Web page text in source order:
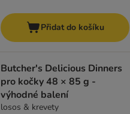
Přidat do košíku
Butcher's Delicious Dinners
pro kočky 48 × 85 g -
výhodné balení
losos & krevety